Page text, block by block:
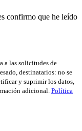
confirmo que he leído
a las solicitudes de
destinatarios: no se
y suprimir los datos,
adicional. Política